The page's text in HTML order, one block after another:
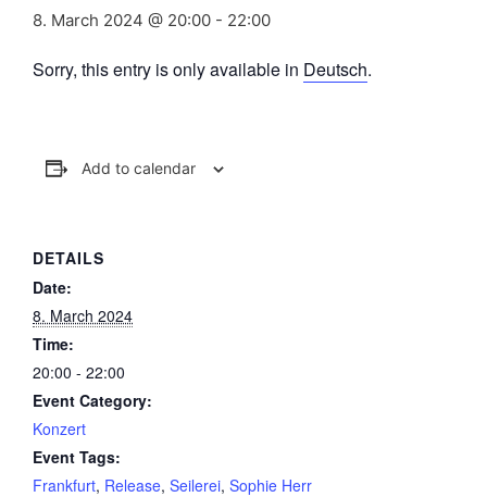
8. March 2024 @ 20:00 - 22:00
Sorry, this entry is only available in Deutsch.
Add to calendar
DETAILS
Date:
8. March 2024
Time:
20:00 - 22:00
Event Category:
Konzert
Event Tags:
Frankfurt, Release, Seilerei, Sophie Herr